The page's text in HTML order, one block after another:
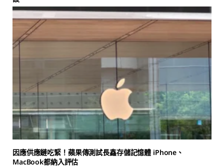
因應供應鏈吃緊！蘋果傳測試長鑫存儲記憶體 iPhone、
MacBook都納入評估